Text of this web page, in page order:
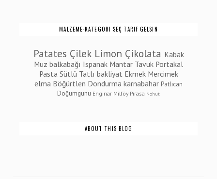
MALZEME-KATEGORI SEÇ TARIF GELSIN
Patates Çilek Limon Çikolata Kabak
Muz balkabağı Ispanak Mantar Tavuk Portakal
Pasta Sütlü Tatlı bakliyat Ekmek Mercimek
elma Böğürtlen Dondurma karnabahar Patlıcan
Doğumgünü Enginar Milföy Pırasa Nohut
ABOUT THIS BLOG